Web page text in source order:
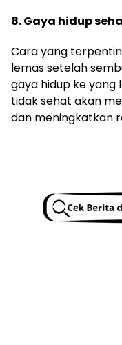
8. Gaya hidup
Cara yang
lemas setelah
gaya hidup ke yang
tidak sehat akan
dan meningkatkan